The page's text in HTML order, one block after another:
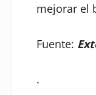
mejorar el
Fuente:
.